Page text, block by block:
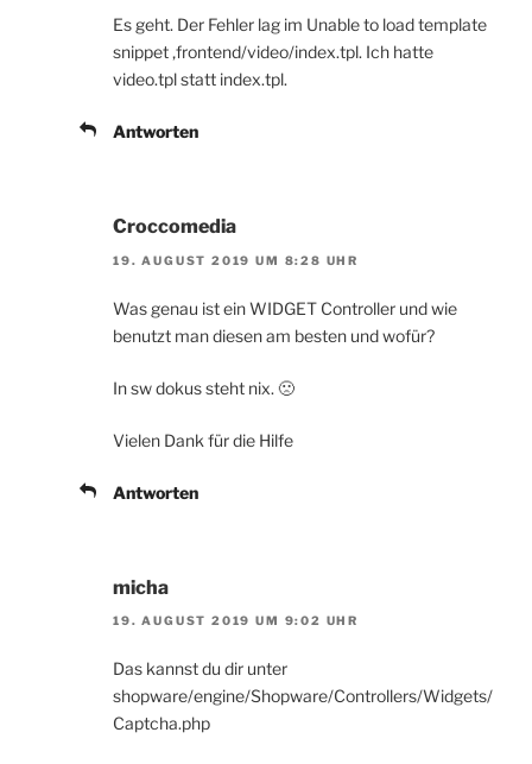
Es geht. Der Fehler lag im Unable to load template
snippet ‚frontend/video/index.tpl. Ich hatte
video.tpl statt index.tpl.
Antworten
Croccomedia
19. AUGUST 2019 UM 8:28 UHR
Was genau ist ein WIDGET Controller und wie
benutzt man diesen am besten und wofür?
In sw dokus steht nix. 🙁
Vielen Dank für die Hilfe
Antworten
micha
19. AUGUST 2019 UM 9:02 UHR
Das kannst du dir unter
shopware/engine/Shopware/Controllers/Widgets/
Captcha.php